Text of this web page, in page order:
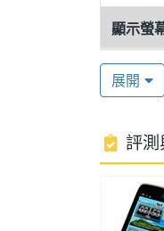
◎ 雙卡
◎ 5 吋
◎ 採用
◎ 500
◎ 可透
顯示螢
主螢幕
展開
評測